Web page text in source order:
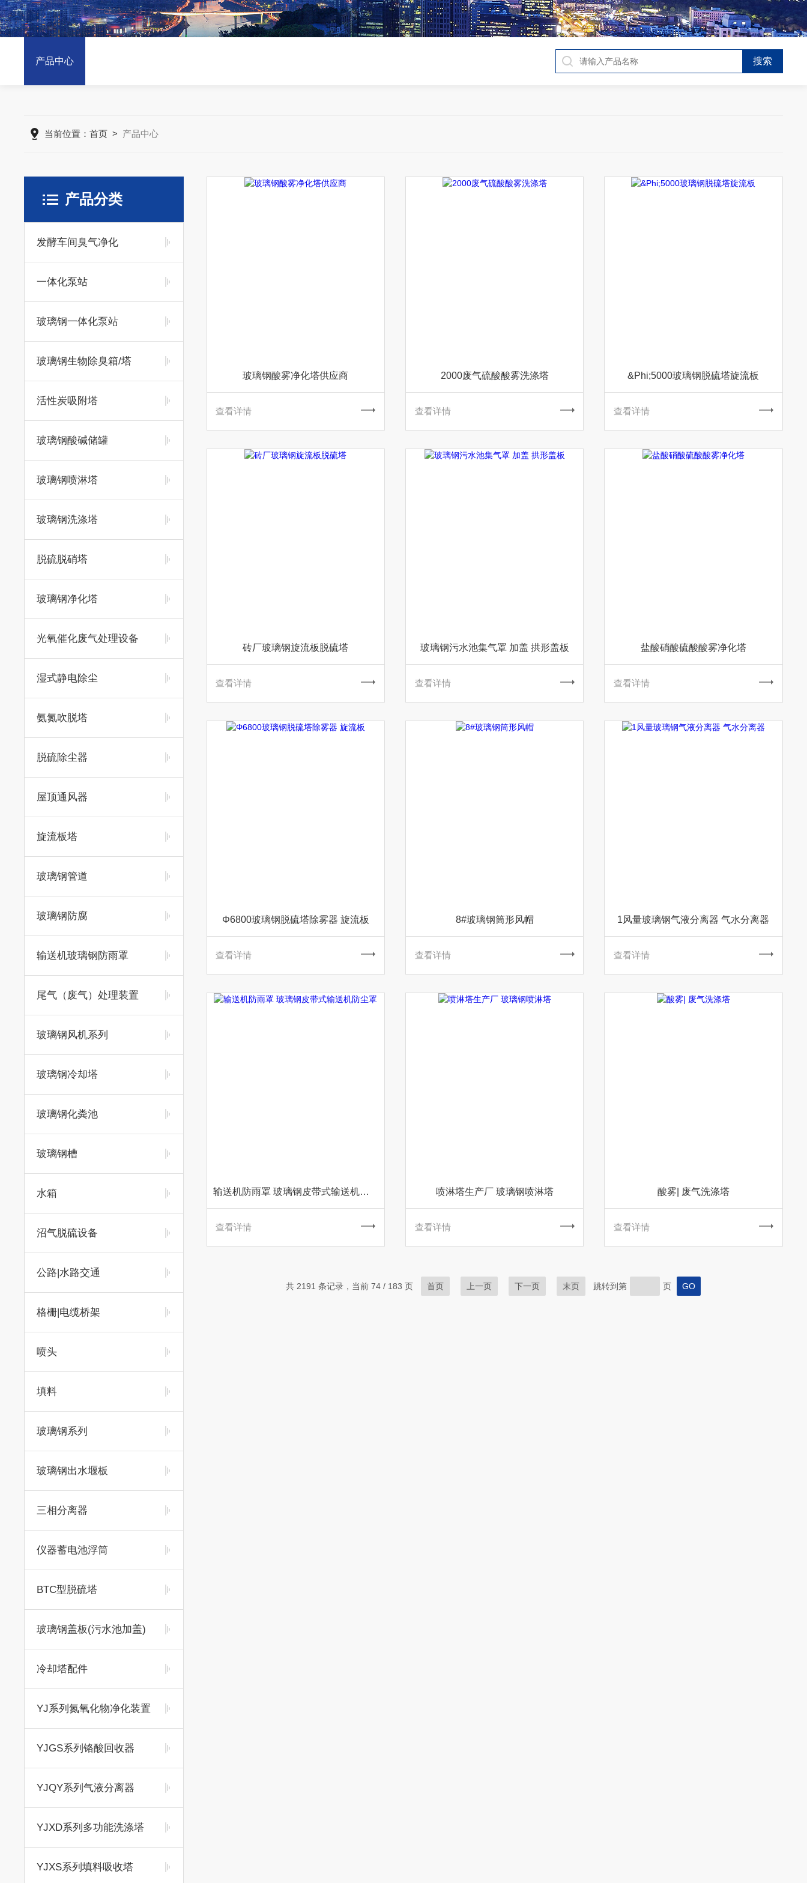
产品中心
当前位置：首页 > 产品中心
产品分类
发酵车间臭气净化
一体化泵站
玻璃钢一体化泵站
玻璃钢生物除臭箱/塔
活性炭吸附塔
玻璃钢酸碱储罐
玻璃钢喷淋塔
玻璃钢洗涤塔
脱硫脱硝塔
玻璃钢净化塔
光氧催化废气处理设备
湿式静电除尘
氨氮吹脱塔
脱硫除尘器
屋顶通风器
旋流板塔
玻璃钢管道
玻璃钢防腐
输送机玻璃钢防雨罩
尾气（废气）处理装置
玻璃钢风机系列
玻璃钢冷却塔
玻璃钢化粪池
玻璃钢槽
水箱
沼气脱硫设备
公路|水路交通
格栅|电缆桥架
喷头
填料
玻璃钢系列
玻璃钢出水堰板
三相分离器
仪器蓄电池浮筒
BTC型脱硫塔
玻璃钢盖板(污水池加盖)
冷却塔配件
YJ系列氮氧化物净化装置
YJGS系列铬酸回收器
YJQY系列气液分离器
YJXD系列多功能洗涤塔
YJXS系列填料吸收塔
玻璃钢酸雾净化塔供应商
查看详情
2000废气硫酸酸雾洗涤塔
查看详情
&Phi;5000玻璃钢脱硫塔旋流板
查看详情
砖厂玻璃钢旋流板脱硫塔
查看详情
玻璃钢污水池集气罩 加盖 拱形盖板
查看详情
盐酸硝酸硫酸酸雾净化塔
查看详情
Φ6800玻璃钢脱硫塔除雾器 旋流板
查看详情
8#玻璃钢筒形风帽
查看详情
1风量玻璃钢气液分离器 气水分离器
查看详情
输送机防雨罩 玻璃钢皮带式输送机防尘罩
查看详情
喷淋塔生产厂 玻璃钢喷淋塔
查看详情
酸雾| 废气洗涤塔
查看详情
共 2191 条记录，当前 74 / 183 页 首页 上一页 下一页 末页 跳转到第 页